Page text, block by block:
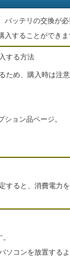
ッテリの交換が
することができま
する方法
め、購入時は注意
ョン品ページ。
すると、消費電力
ソコンを放置する